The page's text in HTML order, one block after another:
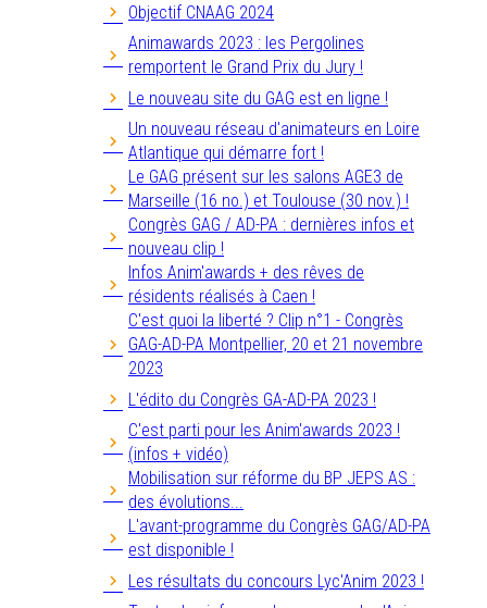
Objectif CNAAG 2024
Animawards 2023 : les Pergolines
remportent le Grand Prix du Jury !
Le nouveau site du GAG est en ligne !
Un nouveau réseau d'animateurs en Loire
Atlantique qui démarre fort !
Le GAG présent sur les salons AGE3 de
Marseille (16 no.) et Toulouse (30 nov.) !
Congrès GAG / AD-PA : dernières infos et
nouveau clip !
Infos Anim'awards + des rêves de
résidents réalisés à Caen !
C'est quoi la liberté ? Clip n°1 - Congrès
GAG-AD-PA Montpellier, 20 et 21 novembre
2023
L'édito du Congrès GA-AD-PA 2023 !
C'est parti pour les Anim'awards 2023 !
(infos + vidéo)
Mobilisation sur réforme du BP JEPS AS :
des évolutions...
L'avant-programme du Congrès GAG/AD-PA
est disponible !
Les résultats du concours Lyc'Anim 2023 !